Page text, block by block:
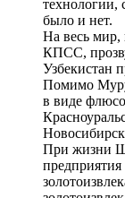
технологии,
было и нет.
На весь мир,
КПСС,
Узбекистан
Помимо
в виде
При жизни